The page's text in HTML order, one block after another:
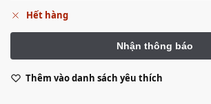
Hết hàng
Thêm vào danh sách yêu thích